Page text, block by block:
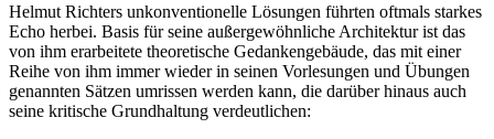
Helmut Richters unkonventionelle Lösungen führten oftmals starkes
Echo herbei. Basis für seine außergewöhnliche Architektur ist das
von ihm erarbeitete theoretische Gedankengebäude, das mit einer
Reihe von ihm immer wieder in seinen Vorlesungen und Übungen
genannten Sätzen umrissen werden kann, die darüber hinaus auch
seine kritische Grundhaltung verdeutlichen: